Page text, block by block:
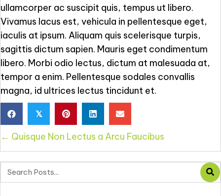
ullamcorper ac suscipit quis, tempus ut libero.
Vivamus lacus est, vehicula in pellentesque eget,
iaculis at ipsum. Aliquam quis scelerisque turpis,
sagittis dictum sapien. Mauris eget condimentum
libero. Morbi odio lectus, dictum at malesuada at,
tempor a enim. Pellentesque sodales convallis
magna, id ultrices lectus tincidunt et.
𝕏
POSTS
NAVIGATION
← Quisque Non Lectus a Arcu Faucibus